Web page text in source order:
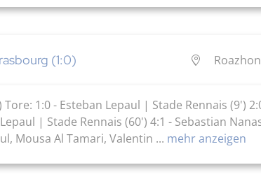
(1:0)
Tore: 1:0 - Esteban Lepaul | Stade Rennais (9')
| Stade Rennais (60') 4:1 - Sebastian
Mousa Al Tamari, Valentin ... mehr anzeigen